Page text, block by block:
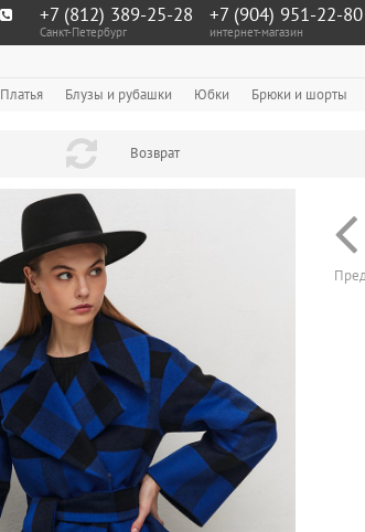
+7 (812) 389-25-28
Санкт-Петербург
+7 (904) 951‑22‑80
интернет-магазин
Платья Блузы и рубашки Юбки Брюки и шорты
Возврат